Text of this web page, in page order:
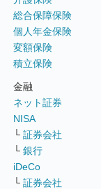
総合保障保険
個人年金保険
変額保険
積立保険
金融
ネット証券
NISA
└ 証券会社
└ 銀行
iDeCo
└ 証券会社